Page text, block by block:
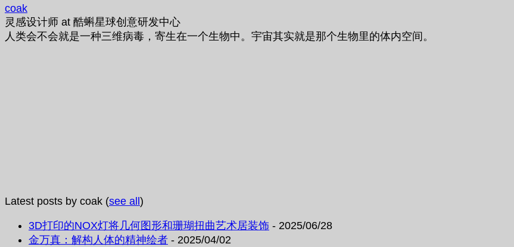
coak
灵感设计师 at 酷蝌星球创意研发中心
人类会不会就是一种三维病毒，寄生在一个生物中。宇宙其实就是那个生物里的体内空间。
Latest posts by coak (see all)
3D打印的NOX灯将几何图形和珊瑚扭曲艺术居装饰 - 2025/06/28
金万真：解构人体的精神绘者 - 2025/04/02